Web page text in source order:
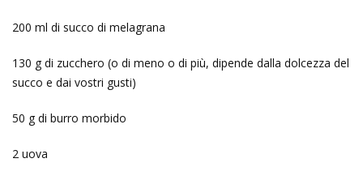
200 ml di succo di melagrana
130 g di zucchero (o di meno o di più, dipende dalla dolcezza del
succo e dai vostri gusti)
50 g di burro morbido
2 uova